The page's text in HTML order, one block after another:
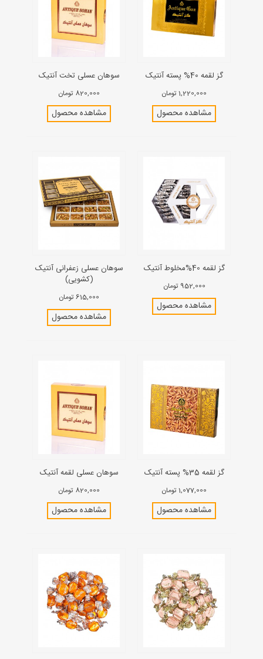
گز لقمه 40% پسته آنتیک
1,220,000 تومان
مشاهده محصول
سوهان عسلی تخت آنتیک
820,000 تومان
مشاهده محصول
گز لقمه 40%مخلوط آنتیک
952,000 تومان
مشاهده محصول
سوهان عسلی زعفرانی آنتیک
(کشویی)
615,000 تومان
مشاهده محصول
گز لقمه 35% پسته آنتیک
1,077,000 تومان
مشاهده محصول
سوهان عسلی لقمه آنتیک
820,000 تومان
مشاهده محصول